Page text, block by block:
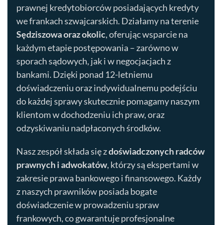
prawnej kredytobiorców posiadających kredyty
we frankach szwajcarskich. Działamy na terenie
Sędziszowaoraz okolic, oferując wsparcie na
każdym etapie postępowania – zarówno w
sporach sądowych, jak i w negocjacjach z
bankami. Dzięki ponad 12-letniemu
doświadczeniu oraz indywidualnemu podejściu
do każdej sprawy skutecznie pomagamy naszym
klientom w dochodzeniu ich praw, oraz
odzyskiwaniu nadpłaconych środków.
Nasz zespół składa się zdoświadczonych radców
prawnych i adwokatów, którzy są ekspertami w
zakresie prawa bankowego i finansowego. Każdy
z naszych prawników posiada bogate
doświadczenie w prowadzeniu spraw
frankowych, co gwarantuje profesjonalne